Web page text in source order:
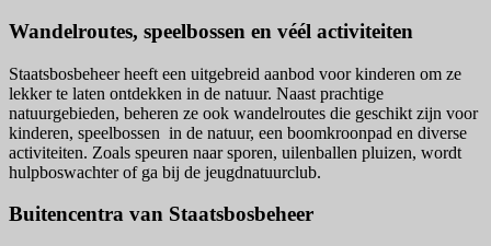
Wandelroutes, speelbossen en véél activiteiten
Staatsbosbeheer heeft een uitgebreid aanbod voor kinderen om ze
lekker te laten ontdekken in de natuur. Naast prachtige
natuurgebieden, beheren ze ook wandelroutes die geschikt zijn voor
kinderen, speelbossen in de natuur, een boomkroonpad en diverse
activiteiten. Zoals speuren naar sporen, uilenballen pluizen, wordt
hulpboswachter of ga bij de jeugdnatuurclub.
Buitencentra van Staatsbosbeheer